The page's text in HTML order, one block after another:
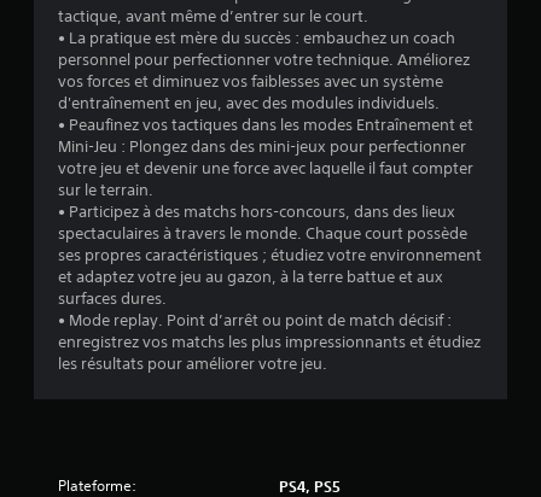
tactique, avant même d’entrer sur le court.
• La pratique est mère du succès : embauchez un coach
personnel pour perfectionner votre technique. Améliorez
vos forces et diminuez vos faiblesses avec un système
d'entraînement en jeu, avec des modules individuels.
• Peaufinez vos tactiques dans les modes Entraînement et
Mini-Jeu : Plongez dans des mini-jeux pour perfectionner
votre jeu et devenir une force avec laquelle il faut compter
sur le terrain.
• Participez à des matchs hors-concours, dans des lieux
spectaculaires à travers le monde. Chaque court possède
ses propres caractéristiques ; étudiez votre environnement
et adaptez votre jeu au gazon, à la terre battue et aux
surfaces dures.
• Mode replay. Point d’arrêt ou point de match décisif :
enregistrez vos matchs les plus impressionnants et étudiez
les résultats pour améliorer votre jeu.
Plateforme: PS4, PS5